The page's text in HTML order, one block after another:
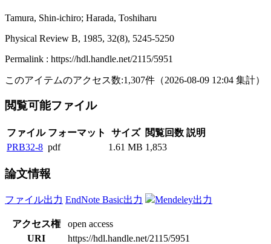
Tamura, Shin-ichiro; Harada, Toshiharu
Physical Review B, 1985, 32(8), 5245-5250
Permalink : https://hdl.handle.net/2115/5951
このアイテムのアクセス数:1,307件 （2026-08-09 12:04 集計）
閲覧可能ファイル
ファイル フォーマット サイズ 閲覧回数 説明
PRB32-8 pdf 1.61 MB 1,853
論文情報
ファイル出力 EndNote Basic出力 Mendeley出力
アクセス権
open access
URI
https://hdl.handle.net/2115/5951